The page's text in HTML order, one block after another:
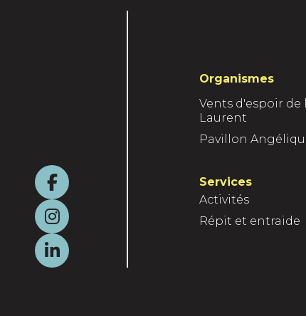
F
a
c
I
n
L
Organismes
Vents d'espoir de
Laurent
Pavillon
Services
Activités
Répit et entraide